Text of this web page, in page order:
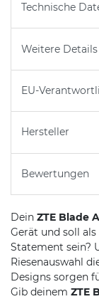
Technische
Weitere Details
EU-
Hersteller
Bewertungen
Dein ZTE Blade
Gerät und soll
Statement sein?
Riesenauswahl
Designs sorgen
Gib deinem ZTE